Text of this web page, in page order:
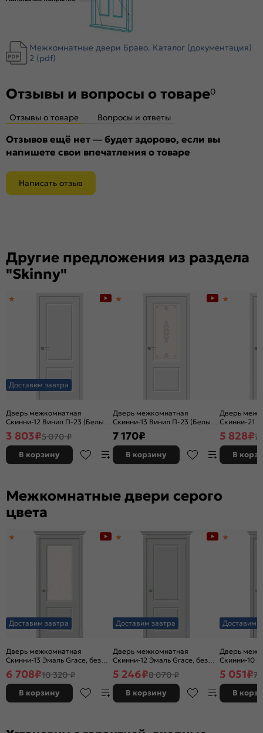
Межкомнатные двери Браво. Каталог (документация)
2 (pdf)
Отзывы и вопросы о товаре0
Отзывы о товаре Вопросы и ответы
Отзывов ещё нет — будет здорово, если вы
напишете свои впечатления о товаре
Написать отзыв
Другие предложения из раздела
"Skinny"
Доставим завтра
Дверь межкомнатная
Скинни-12 Винил П-23 (Белый),
глухая, скиновая
3 803₽5 070 ₽
В корзину
Дверь межкомнатная
Скинни-13 Винил П-23 (Белый),
остекленная, сатинат белый
художественный, скиновая
7 170₽
В корзину
Дверь
Скинни-21
5 828₽7
В
Межкомнатные двери серого
цвета
Доставим завтра
Дверь межкомнатная
Скинни-13 Эмаль Grace, без
декора, остекленная, white
сrystal, без кромки, скиновая
6 708₽10 320 ₽
В корзину
Доставим завтра
Дверь межкомнатная
Скинни-12 Эмаль Grace, без
декора, глухая, без стекла,
без кромки, скиновая
5 246₽8 070 ₽
В корзину
Доставим
Дверь
Скинни-10
декора,
без кромки,
5 051₽7
В